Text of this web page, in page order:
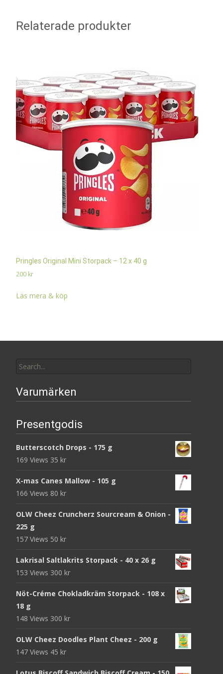
Relaterade produkter
Pringles Original Mini Storpack – 12 x 40 g
200 kr
Läs mera & köp
for:
Varumärken
Presentgodis
Butterscotch Drops - 175 g
169 Views 35 kr
X-mas Canes Mallow - 105 g
166 Views 80 kr
OLW Cheez Cruncherz Sourcream & Onion -
225 g
157 Views 50 kr
Lakrisal Saltlakrits Storpack - 40 x 26 g
153 Views 300 kr
Nöt-Créme Chokladkräm Storpack - 108 x
18 g
148 Views 300 kr
OLW Cheez Doodles Plant Cheez - 200 g
147 Views 45 kr